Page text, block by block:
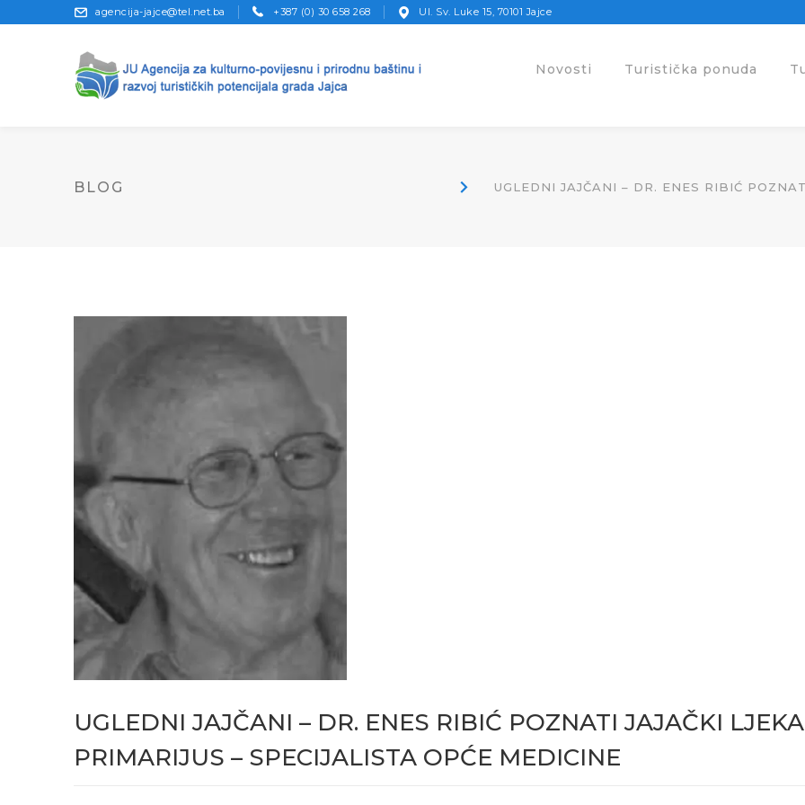
agencija-jajce@tel.net.ba +387 (0) 30 658 268 Ul. Sv. Luke 15, 70101 Jajce
Novosti Turistička ponuda
BLOG UGLEDNI JAJČANI – DR. ENES RIBIĆ
UGLEDNI JAJČANI – DR. ENES RIBIĆ POZNATI JAJAČKI
PRIMARIJUS – SPECIJALISTA OPĆE MEDICINE